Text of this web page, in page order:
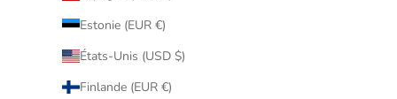
Estonie (EUR €)
États-Unis (USD $)
Finlande (EUR €)